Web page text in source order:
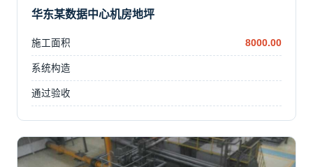
华东某数据中心机房地坪
施工面积 8000.00
系统构造
通过验收